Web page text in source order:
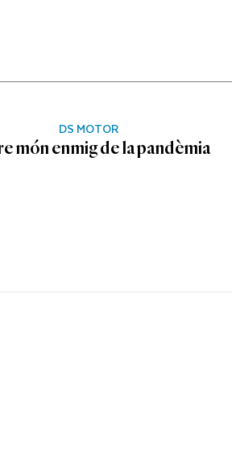
DS MOTOR
món enmig de la pandèmia